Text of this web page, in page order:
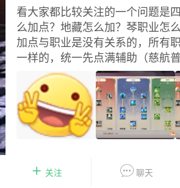
大千世界
开播时间留意通知
近期热点
每分钟在线 ，今日新注册 ，孵蛋1，总用户数
ʚ小鱼冻干ɞ
03-06 11:18 广东·深圳 官方社区活动
金大奖、实物奖励，各种福利拿
关注 聊天
看大家都比较关注的一个问题是
么加点？地藏怎么加？琴职业怎
加点与职业是没有关系的，所有
一样的，统一先点满辅助（慈航
画画的baby